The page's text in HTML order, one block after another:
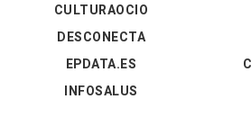
CULTURAOCIO
DESCONECTA
EPDATA.ES
INFOSALUS